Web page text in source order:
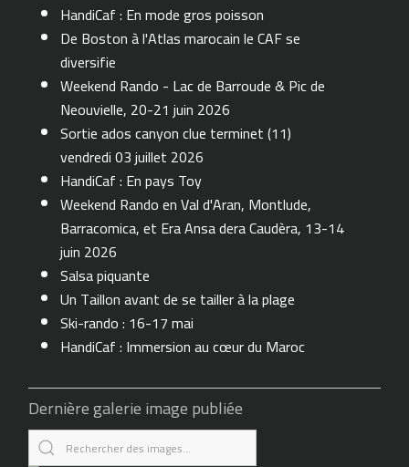
HandiCaf : En mode gros poisson
De Boston à l'Atlas marocain le CAF se
diversifie
Weekend Rando - Lac de Barroude & Pic de
Neouvielle, 20-21 juin 2026
Sortie ados canyon clue terminet (11)
vendredi 03 juillet 2026
HandiCaf : En pays Toy
Weekend Rando en Val d'Aran, Montlude,
Barracomica, et Era Ansa dera Caudèra, 13-14
juin 2026
Salsa piquante
Un Taillon avant de se tailler à la plage
Ski-rando : 16-17 mai
HandiCaf : Immersion au cœur du Maroc
Dernière galerie image publiée